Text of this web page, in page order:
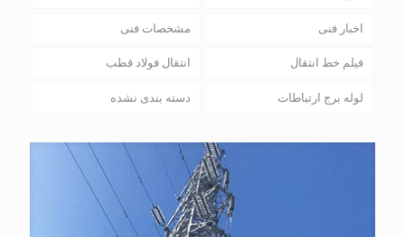
اخبار فنی مشخصات فنی
فیلم خط انتقال انتقال فولاد قطب
لوله برج ارتباطات دسته بندی نشده